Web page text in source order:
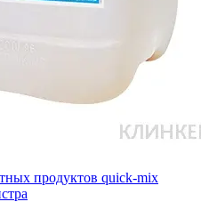
продуктов quick-mix